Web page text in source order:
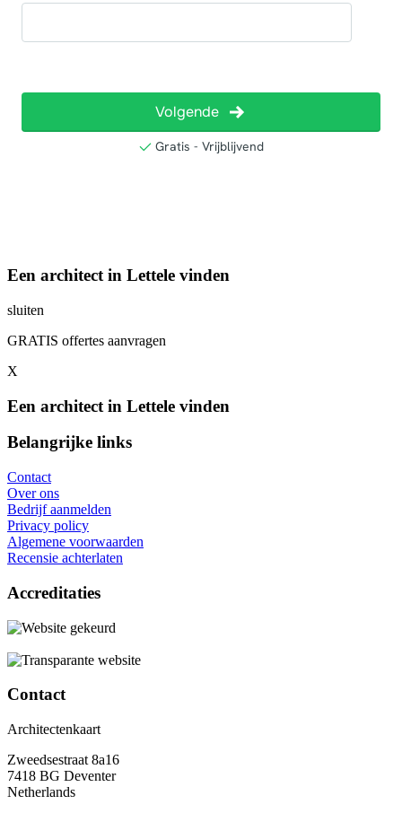
Een architect in Lettele vinden
sluiten
GRATIS offertes aanvragen
X
Een architect in Lettele vinden
Belangrijke links
Contact
Over ons
Bedrijf aanmelden
Privacy policy
Algemene voorwaarden
Recensie achterlaten
Accreditaties
Contact
Architectenkaart
Zweedsestraat 8a16
7418 BG Deventer
Netherlands